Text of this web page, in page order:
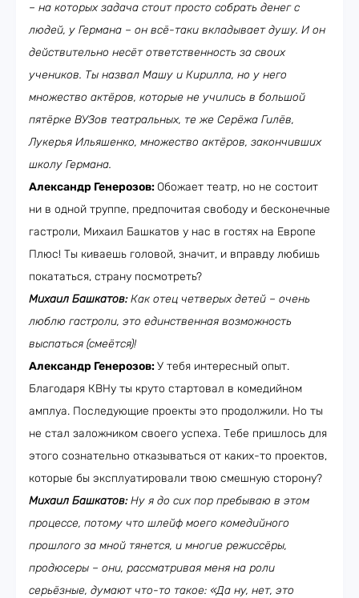
– на которых задача стоит просто собрать денег с
людей, у Германа – он всё-таки вкладывает душу. И он
действительно несёт ответственность за своих
учеников. Ты назвал Машу и Кирилла, но у него
множество актёров, которые не учились в большой
пятёрке ВУЗов театральных, те же Серёжа Гилёв,
Лукерья Ильяшенко, множество актёров, закончивших
школу Германа.
Александр Генерозов: Обожает театр, но не состоит
ни в одной труппе, предпочитая свободу и бесконечные
гастроли, Михаил Башкатов у нас в гостях на Европе
Плюс! Ты киваешь головой, значит, и вправду любишь
покататься, страну посмотреть?
Михаил Башкатов:Как отец четверых детей – очень
люблю гастроли, это единственная возможность
выспаться (смеётся)!
Александр Генерозов:У тебя интересный опыт.
Благодаря КВНу ты круто стартовал в комедийном
амплуа. Последующие проекты это продолжили. Но ты
не стал заложником своего успеха. Тебе пришлось для
этого сознательно отказываться от каких-то проектов,
которые бы эксплуатировали твою смешную сторону?
Михаил Башкатов:Ну я до сих пор пребываю в этом
процессе, потому что шлейф моего комедийного
прошлого за мной тянется, и многие режиссёры,
продюсеры – они, рассматривая меня на роли
серьёзные, думают что-то такое: «Да ну, нет, это